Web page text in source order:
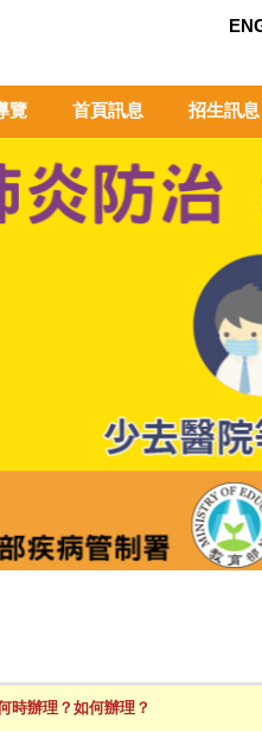
覽 首頁訊息 招生訊息
時辦理？如何辦理？